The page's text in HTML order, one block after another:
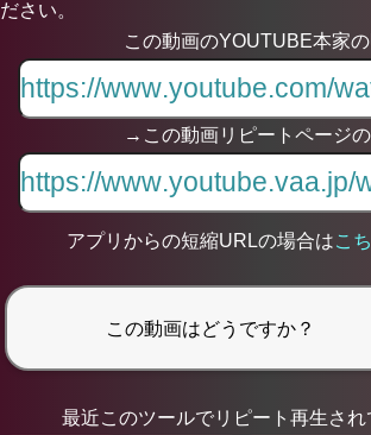
ださい。
この動画のYOUTUBE本家
→この動画リピートページ
アプリからの短縮URLの場合はこ
最近このツールでリピート再生され